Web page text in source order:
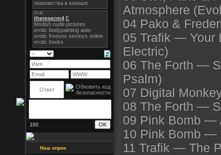
100
Наш опрос
Atmosphere
04 Pako &
05 Trafik — Your
Electric)
06 The Forth —
Psalm)
07 Digital
08 The Forth —
09 Pink Bomb —
10 Pink Bomb —
11 Trafik — The